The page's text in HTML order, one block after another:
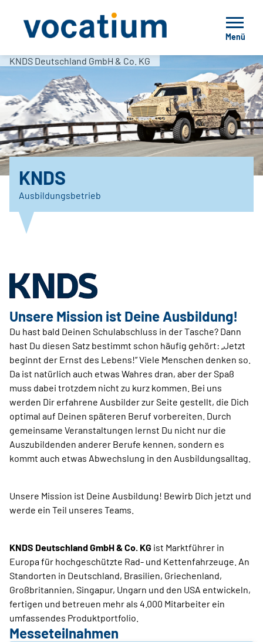
Menü
KNDS Deutschland GmbH & Co. KG
KNDS
Ausbildungsbetrieb
Unsere Mission ist Deine Ausbildung!
Du hast bald Deinen Schulabschluss in der Tasche? Dann
hast Du diesen Satz bestimmt schon häufig gehört: „Jetzt
beginnt der Ernst des Lebens!“ Viele Menschen denken so.
Da ist natürlich auch etwas Wahres dran, aber der Spaß
muss dabei trotzdem nicht zu kurz kommen. Bei uns
werden Dir erfahrene Ausbilder zur Seite gestellt, die Dich
optimal auf Deinen späteren Beruf vorbereiten. Durch
gemeinsame Veranstaltungen lernst Du nicht nur die
Auszubildenden anderer Berufe kennen, sondern es
kommt auch etwas Abwechslung in den Ausbildungsalltag.
Unsere Mission ist Deine Ausbildung! Bewirb Dich jetzt und
werde ein Teil unseres Teams.
KNDS Deutschland GmbH & Co. KG ist Marktführer in
Europa für hochgeschützte Rad- und Kettenfahrzeuge. An
Standorten in Deutschland, Brasilien, Griechenland,
Großbritannien, Singapur, Ungarn und den USA entwickeln,
fertigen und betreuen mehr als 4.000 Mitarbeiter ein
umfassendes Produktportfolio.
Messeteilnahmen